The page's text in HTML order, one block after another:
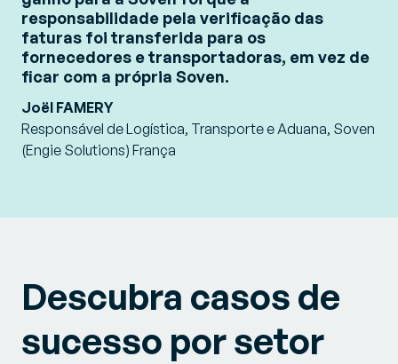
responsabilidade pela verificação das
faturas foi transferida para os
fornecedores e transportadoras, em vez de
ficar com a própria Soven.
Joël FAMERY
Responsável de Logística, Transporte e Aduana, Soven
(Engie Solutions) França
Descubra casos de
sucesso por setor